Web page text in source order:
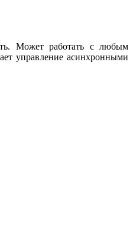
Может работать с любым
управление асинхронными